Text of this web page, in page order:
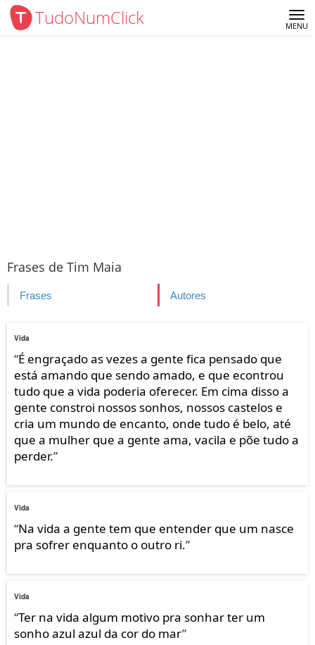
TudoNumClick MENU
Frases de Tim Maia
Frases Autores
Vida
“É engraçado as vezes a gente fica pensado que
está amando que sendo amado, e que econtrou
tudo que a vida poderia oferecer. Em cima disso a
gente constroi nossos sonhos, nossos castelos e
cria um mundo de encanto, onde tudo é belo, até
que a mulher que a gente ama, vacila e põe tudo a
perder.”
Vida
“Na vida a gente tem que entender que um nasce
pra sofrer enquanto o outro ri.”
Vida
“Ter na vida algum motivo pra sonhar ter um
sonho azul azul da cor do mar”